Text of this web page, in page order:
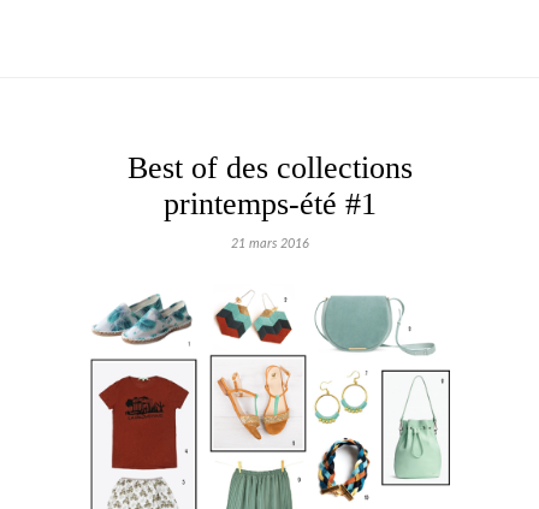
Best of des collections
printemps-été #1
21 mars 2016